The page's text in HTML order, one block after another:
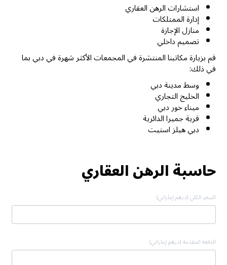
استشارات الرهن العقاري
إدارة الممتلكات
منازل الإجازة
تصميم داخلي
قم بزيارة مكاتبنا المنتشرة في المجمعات الأكثر شهرة في دبي بما
في ذلك:
وسط مدينة دبي
الخليج التجاري
ميناء خور دبي
قرية جميرا الدائرية
دبي هيلز استيت
حاسبة الرهن العقاري
السعر الكلي (درهم إماراتي)
الدفعة المقدمة (درهم إماراتي)